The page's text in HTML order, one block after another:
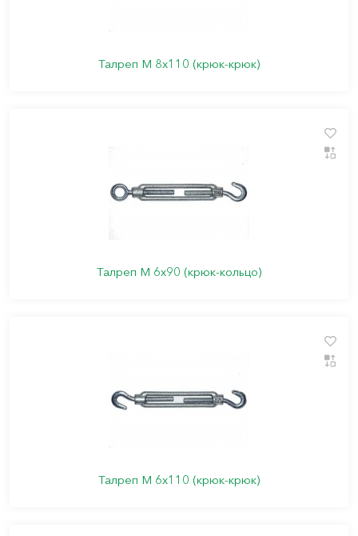
Талреп М 8х110 (крюк-крюк)
Талреп М 6х90 (крюк-кольцо)
Талреп М 6х110 (крюк-крюк)